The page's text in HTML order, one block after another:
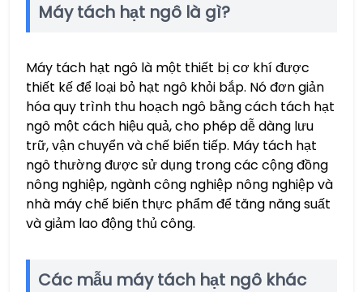
Máy tách hạt ngô là gì?
Máy tách hạt ngô là một thiết bị cơ khí được
thiết kế để loại bỏ hạt ngô khỏi bắp. Nó đơn giản
hóa quy trình thu hoạch ngô bằng cách tách hạt
ngô một cách hiệu quả, cho phép dễ dàng lưu
trữ, vận chuyển và chế biến tiếp. Máy tách hạt
ngô thường được sử dụng trong các cộng đồng
nông nghiệp, ngành công nghiệp nông nghiệp và
nhà máy chế biến thực phẩm để tăng năng suất
và giảm lao động thủ công.
Các mẫu máy tách hạt ngô khác